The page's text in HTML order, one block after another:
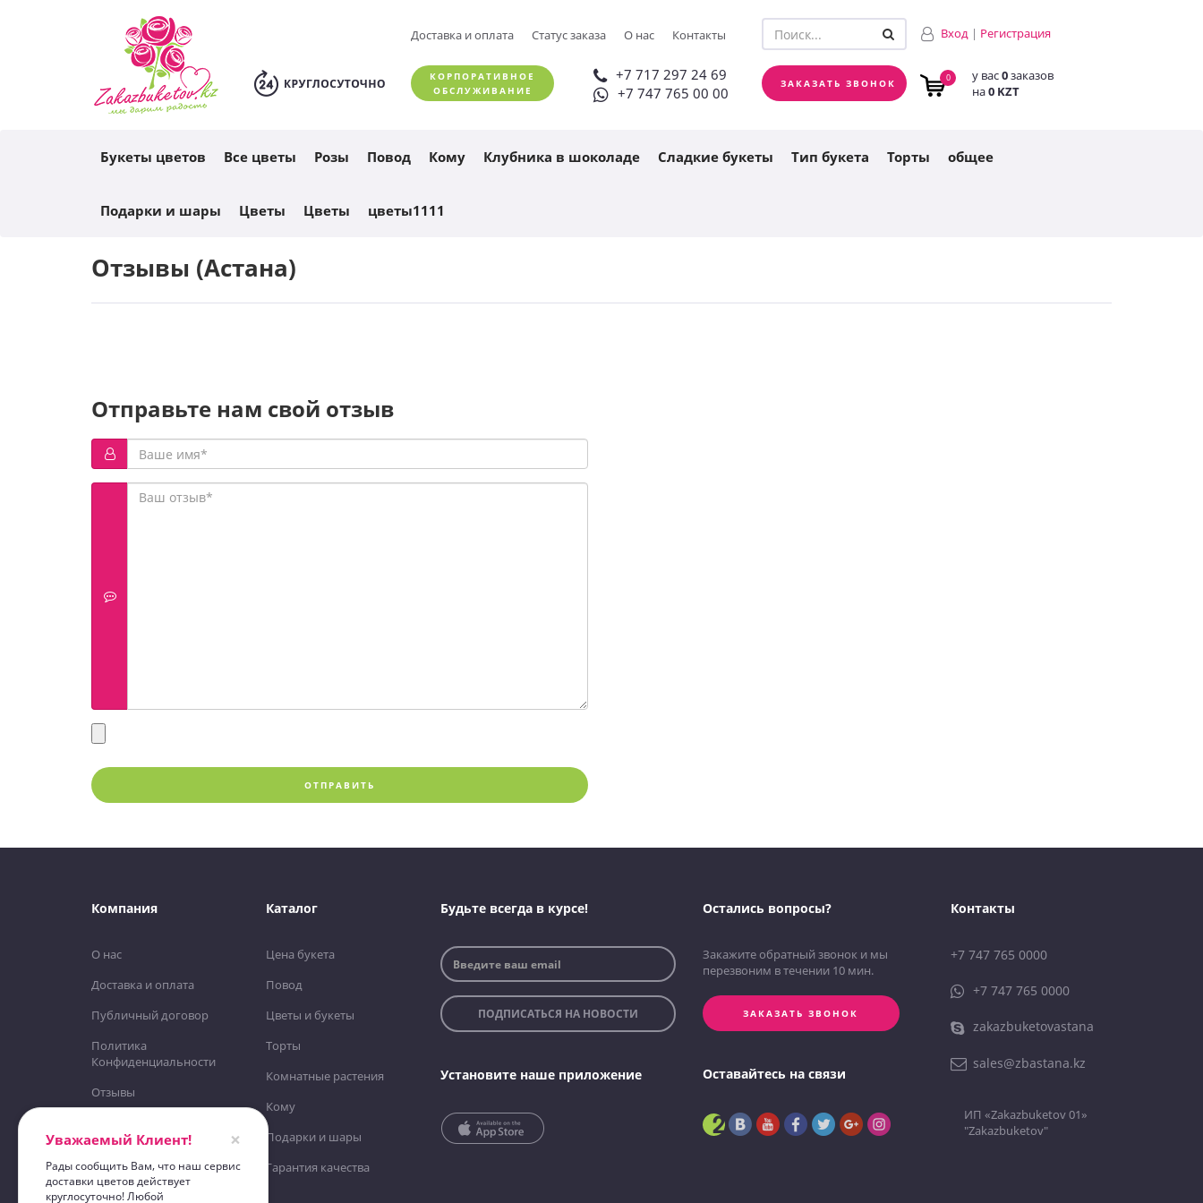
Каталог
+7 717 297 24 69
+7 747 765 00 00
ЗАКАЗАТЬ ЗВОНОК
заказов
0 KZT
Доставка и оплата Статус заказа О нас Контакты Вход | Регистрация
КОРПОРАТИВНОЕ
ОБСЛУЖИВАНИЕ
+7 717 297 24 69
+7 747 765 00 00
ЗАКАЗАТЬ ЗВОНОК 0 у вас0заказов
на0 KZT
Букеты цветов Все цветы Розы Повод Кому Клубника в шоколаде Сладкие букеты Тип букета Торты общее
Подарки и шары Цветы Цветы цветы1111
Отзывы (Астана)
Отправьте нам свой отзыв
ОТПРАВИТЬ
Компания
О нас
Доставка и оплата
Публичный договор
Политика
Конфиденциальности
Отзывы
Каталог
Цена букета
Повод
Цветы и букеты
Торты
Комнатные растения
Кому
Подарки и шары
Гарантия качества
Будьте всегда в курсе!
ПОДПИСАТЬСЯ НА НОВОСТИ
Установите наше приложение
Остались вопросы?
Закажите обратный звонок и мы
перезвоним в течении 10 мин.
ЗАКАЗАТЬ ЗВОНОК
Оставайтесь на связи
Контакты
+7 747 765 0000
+7 747 765 0000
zakazbuketovastana
sales@zbastana.kz
ИП «Zakazbuketov 01»
"Zakazbuketov"
Уважаемый Клиент! ×
Рады сообщить Вам, что наш сервис
доставки цветов действует
круглосуточно! Любой